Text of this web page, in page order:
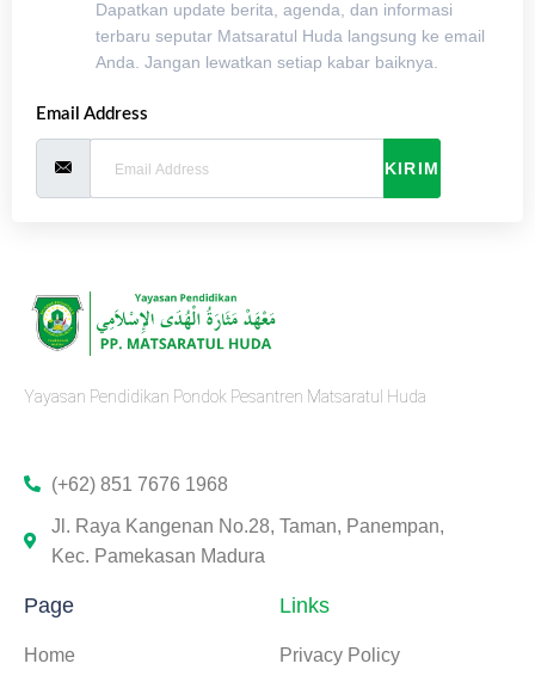
Dapatkan update berita, agenda, dan informasi
terbaru seputar Matsaratul Huda langsung ke email
Anda. Jangan lewatkan setiap kabar baiknya.
Email Address
KIRIM
Yayasan Pendidikan Pondok Pesantren Matsaratul Huda
(+62) 851 7676 1968
Jl. Raya Kangenan No.28, Taman, Panempan,
Kec. Pamekasan Madura
Page
Home
Links
Privacy Policy